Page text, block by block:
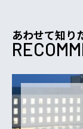
あわせて知り